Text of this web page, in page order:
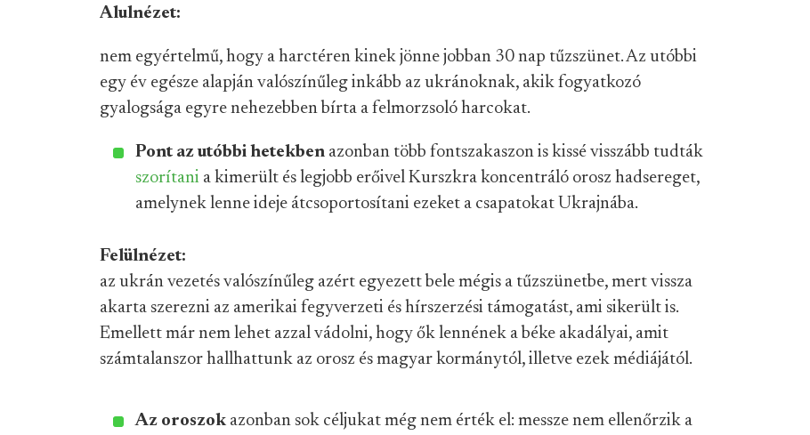
Alulnézet:
nem egyértelmű, hogy a harctéren kinek jönne jobban 30 nap tűzszünet. Az utóbbi
egy év egésze alapján valószínűleg inkább az ukránoknak, akik fogyatkozó
gyalogsága egyre nehezebben bírta a felmorzsoló harcokat.
Pont az utóbbi hetekben azonban több fontszakaszon is kissé visszább tudták
szorítani a kimerült és legjobb erőivel Kurszkra koncentráló orosz hadsereget,
amelynek lenne ideje átcsoportosítani ezeket a csapatokat Ukrajnába.
Felülnézet:
az ukrán vezetés valószínűleg azért egyezett bele mégis a tűzszünetbe, mert vissza
akarta szerezni az amerikai fegyverzeti és hírszerzési támogatást, ami sikerült is.
Emellett már nem lehet azzal vádolni, hogy ők lennének a béke akadályai, amit
számtalanszor hallhattunk az orosz és magyar kormánytól, illetve ezek médiájától.
Az oroszok azonban sok céljukat még nem érték el: messze nem ellenőrzik a